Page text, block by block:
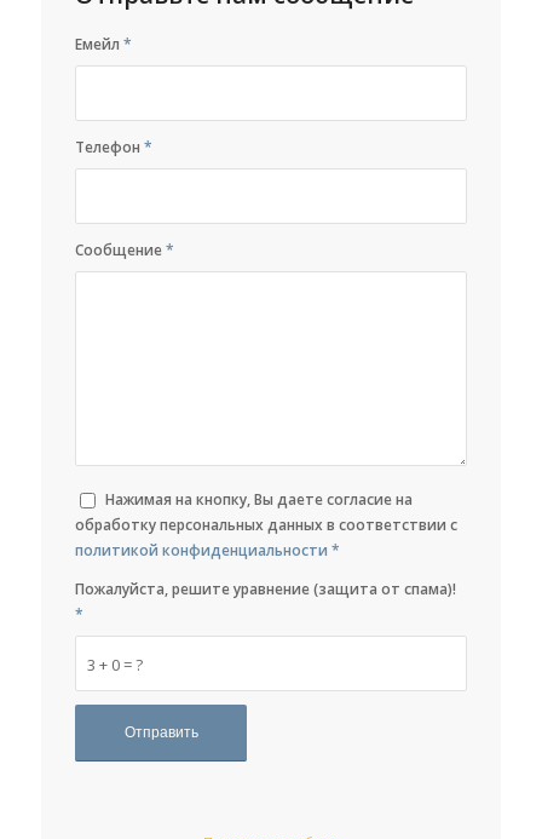
Емейл*
Телефон*
Сообщение*
Нажимая на кнопку, Вы даете согласие на
обработку персональных данных в соответствии с
политикой конфиденциальности *
3 + 0 = ?
Пожалуйста, решите уравнение (защита от спама)!
*